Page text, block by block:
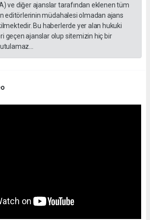
ve diğer ajanslar tarafından eklenen tüm
editörlerinin müdahalesi olmadan ajans
Bu haberlerde yer alan hukuki
geçen ajanslar olup sitemizin hiç bir